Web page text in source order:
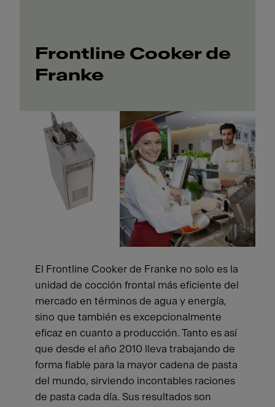
Frontline Cooker de
Franke
El Frontline Cooker de Franke no solo es la
unidad de cocción frontal más eficiente del
mercado en términos de agua y energía,
sino que también es excepcionalmente
eficaz en cuanto a producción. Tanto es así
que desde el año 2010 lleva trabajando de
forma fiable para la mayor cadena de pasta
del mundo, sirviendo incontables raciones
de pasta cada día. Sus resultados son